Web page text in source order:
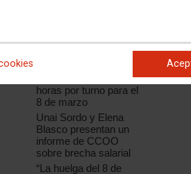
marzo va a ser un día
convocan huelga de 2
horas por turno para el
8 de marzo
Unai Sordo y Elena
Blasco presentan un
informe de CCOO
sobre brecha salarial
“La huelga del 8 de